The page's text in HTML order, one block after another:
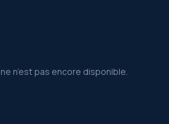
n’est pas encore disponible.